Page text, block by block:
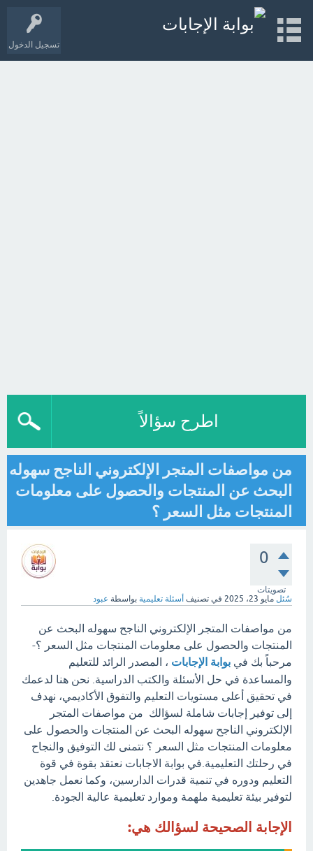
تسجيل الدخول
اطرح سؤالاً
من مواصفات المتجر الإلكتروني الناجح سهوله
البحث عن المنتجات والحصول على معلومات
المنتجات مثل السعر ؟
0
تصويتات
سُئل مايو 23، 2025 في تصنيف أسئلة تعليمية بواسطة عبود
من مواصفات المتجر الإلكتروني الناجح سهوله البحث عن
المنتجات والحصول على معلومات المنتجات مثل السعر ؟-
مرحباً بك في بوابة الإجابات ، المصدر الرائد للتعليم
والمساعدة في حل الأسئلة والكتب الدراسية. نحن هنا لدعمك
في تحقيق أعلى مستويات التعليم والتفوق الأكاديمي، نهدف
إلى توفير إجابات شاملة لسؤالك من مواصفات المتجر
الإلكتروني الناجح سهوله البحث عن المنتجات والحصول على
معلومات المنتجات مثل السعر ؟ نتمنى لك التوفيق والنجاح
في رحلتك التعليمية.في بوابة الاجابات نعتقد بقوة في قوة
التعليم ودوره في تنمية قدرات الدارسين، وكما نعمل جاهدين
لتوفير بيئة تعليمية ملهمة وموارد تعليمية عالية الجودة.
الإجابة الصحيحة لسؤالك هي: